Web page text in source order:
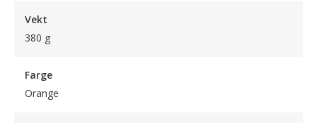
Vekt
380 g
Farge
Orange